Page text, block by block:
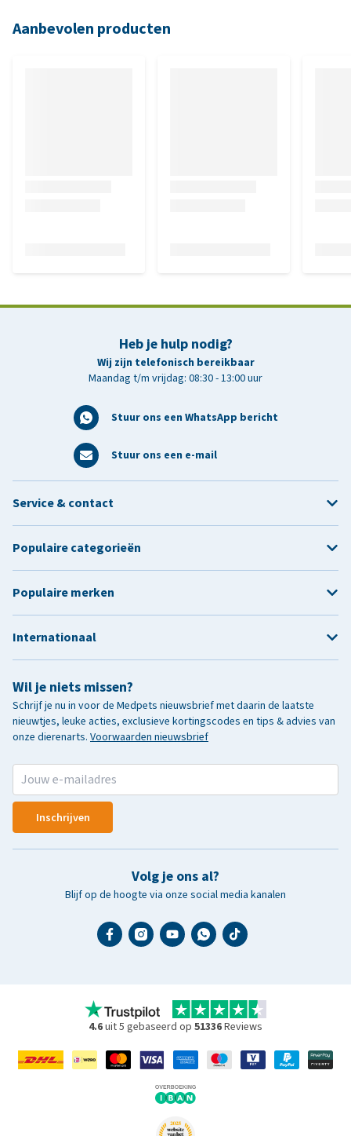
Aanbevolen producten
Heb je hulp nodig?
Wij zijn telefonisch bereikbaar
Maandag t/m vrijdag: 08:30 - 13:00 uur
Stuur ons een WhatsApp bericht
Stuur ons een e-mail
Wil je niets missen?
Schrijf je nu in voor de Medpets nieuwsbrief met daarin de laatste
nieuwtjes, leuke acties, exclusieve kortingscodes en tips & advies van
onze dierenarts. Voorwaarden nieuwsbrief
Inschrijven
Volg je ons al?
Blijf op de hoogte via onze social media kanalen
Service & contact
Populaire categorieën
Populaire merken
Internationaal
4.6uit 5 gebaseerd op 51336Reviews